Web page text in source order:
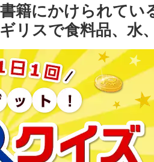
籍にかけられてい
リスで食料品、水